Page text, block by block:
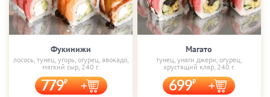
Фукинижи
лосось, тунец, угорь, огурец, авокадо,
мягкий сыр, 240 г.
779
Магато
тунец, унаги джери, огурец,
хрустящий кляр, 240 г.
699